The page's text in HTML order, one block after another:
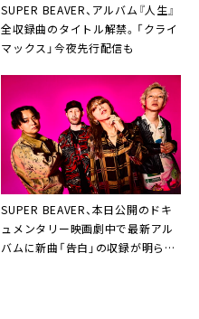
SUPER BEAVER、アルバム『人生』
全収録曲のタイトル解禁。「クライ
マックス」今夜先行配信も
SUPER BEAVER、本日公開のドキ
ュメンタリー映画劇中で最新アル
バムに新曲「告白」の収録が明らか